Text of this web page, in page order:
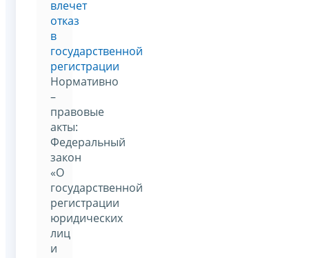
влечет
отказ
в
государственной
регистрации
Нормативно
–
правовые
акты:
Федеральный
закон
«О
государственной
регистрации
юридических
лиц
и